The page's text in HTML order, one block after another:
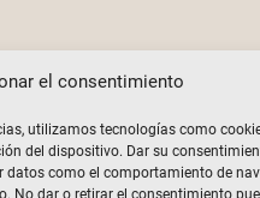
el consentimiento
utilizamos tecnologías como
del dispositivo. Dar su
datos como el comportamiento de
No dar o retirar el consentimiento